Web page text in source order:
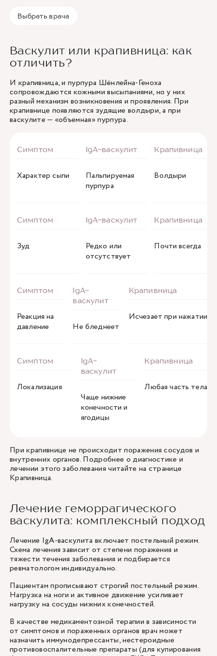
Выбрать врача
Васкулит или крапивница: как
отличить?
И крапивница, и пурпура Шёнлейна-Геноха
сопровождаются кожными высыпаниями, но у них
разный механизм возникновения и проявления. При
крапивнице появляются зудящие волдыри, а при
васкулите — «объемная» пурпура.
Характер сыпи
Пальпируемая
пурпура
Волдыри
Зуд
Редко или
отсутствует
Почти всегда
Реакция на
давление
Не бледнеет
Исчезает при нажатии
Локализация
Чаще нижние
конечности и
ягодицы
Любая часть тела
При крапивнице не происходит поражения сосудов и
внутренних органов. Подробнее о диагностике и
лечении этого заболевания читайте на странице
Крапивница.
Лечение геморрагического
васкулита: комплексный подход
Лечение IgA-васкулита включает постельный режим.
Схема лечения зависит от степени поражения и
тяжести течения заболевания и подбирается
ревматологом индивидуально.
Пациентам прописывают строгий постельный режим.
Нагрузка на ноги и активное движение усиливает
нагрузку на сосуды нижних конечностей.
В качестве медикаментозной терапии в зависимости
от симптомов и пораженных органов врач может
назначить иммунодепрессанты, нестероидные
противовоспалительные препараты (для купирования